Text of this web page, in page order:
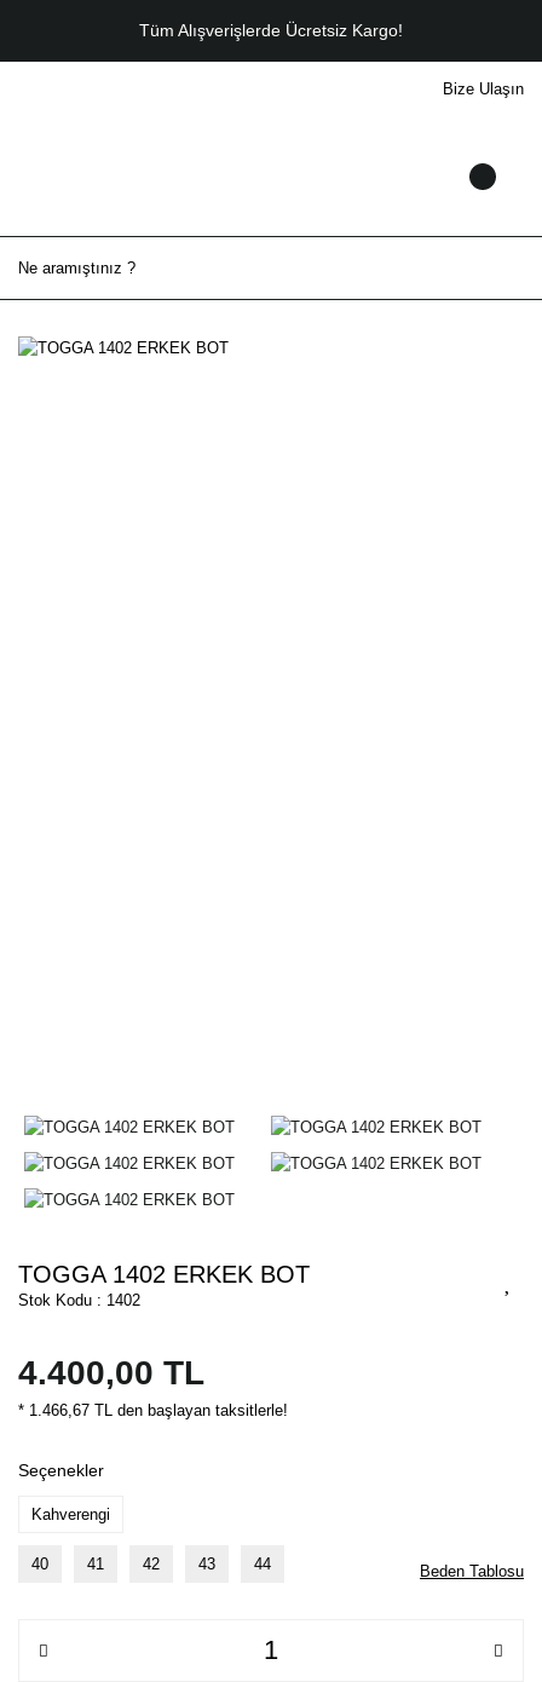
Tüm Alışverişlerde Ücretsiz Kargo!
Bize Ulaşın
TOGGA 1402 ERKEK BOT
Stok Kodu : 1402
4.400,00 TL
* 1.466,67 TL den başlayan taksitlerle!
Seçenekler
Kahverengi
40 41 42 43 44 Beden Tablosu